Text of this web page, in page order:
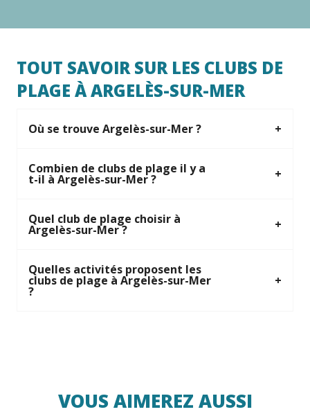
TOUT SAVOIR SUR LES CLUBS DE
PLAGE À ARGELÈS-SUR-MER
Où se trouve Argelès-sur-Mer ?
Combien de clubs de plage il y a
t-il à Argelès-sur-Mer ?
Quel club de plage choisir à
Argelès-sur-Mer ?
Quelles activités proposent les
clubs de plage à Argelès-sur-Mer
?
VOUS AIMEREZ AUSSI